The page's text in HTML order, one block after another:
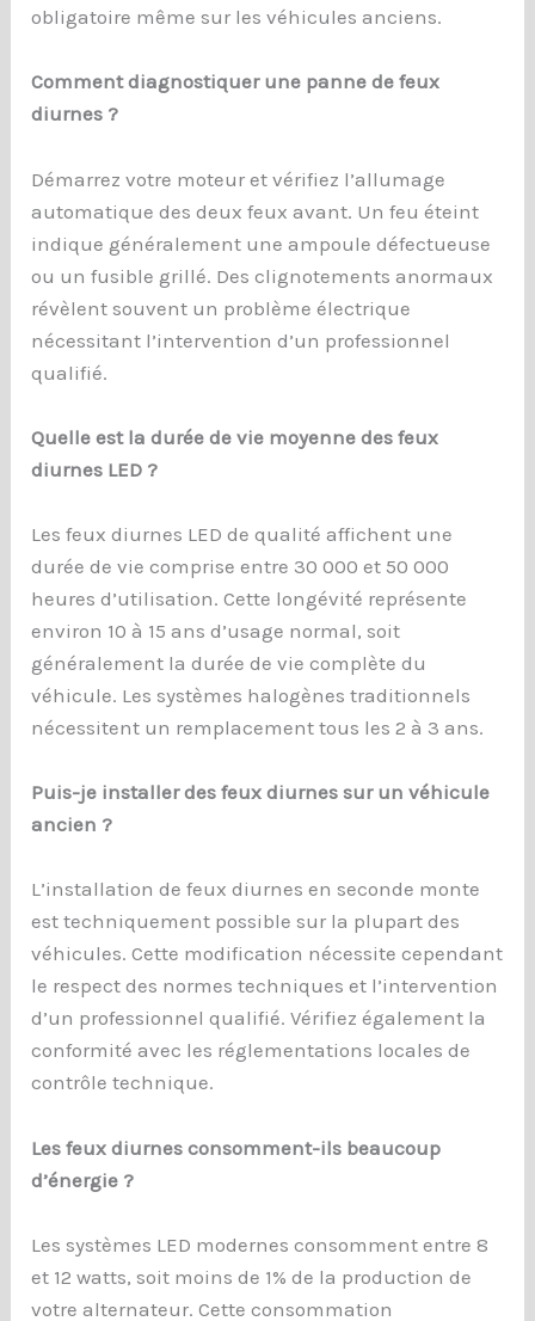
obligatoire même sur les véhicules anciens.
Comment diagnostiquer une panne de feux
diurnes ?
Démarrez votre moteur et vérifiez l’allumage
automatique des deux feux avant. Un feu éteint
indique généralement une ampoule défectueuse
ou un fusible grillé. Des clignotements anormaux
révèlent souvent un problème électrique
nécessitant l’intervention d’un professionnel
qualifié.
Quelle est la durée de vie moyenne des feux
diurnes LED ?
Les feux diurnes LED de qualité affichent une
durée de vie comprise entre 30 000 et 50 000
heures d’utilisation. Cette longévité représente
environ 10 à 15 ans d’usage normal, soit
généralement la durée de vie complète du
véhicule. Les systèmes halogènes traditionnels
nécessitent un remplacement tous les 2 à 3 ans.
Puis-je installer des feux diurnes sur un véhicule
ancien ?
L’installation de feux diurnes en seconde monte
est techniquement possible sur la plupart des
véhicules. Cette modification nécessite cependant
le respect des normes techniques et l’intervention
d’un professionnel qualifié. Vérifiez également la
conformité avec les réglementations locales de
contrôle technique.
Les feux diurnes consomment-ils beaucoup
d’énergie ?
Les systèmes LED modernes consomment entre 8
et 12 watts, soit moins de 1% de la production de
votre alternateur. Cette consommation